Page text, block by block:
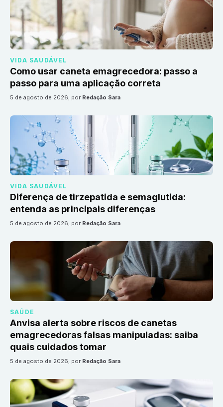
VIDA SAUDÁVEL
Como usar caneta emagrecedora: passo a
passo para uma aplicação correta
5 de agosto de 2026, por Redação Sara
VIDA SAUDÁVEL
Diferença de tirzepatida e semaglutida:
entenda as principais diferenças
5 de agosto de 2026, por Redação Sara
SAÚDE
Anvisa alerta sobre riscos de canetas
emagrecedoras falsas manipuladas: saiba
quais cuidados tomar
5 de agosto de 2026, por Redação Sara